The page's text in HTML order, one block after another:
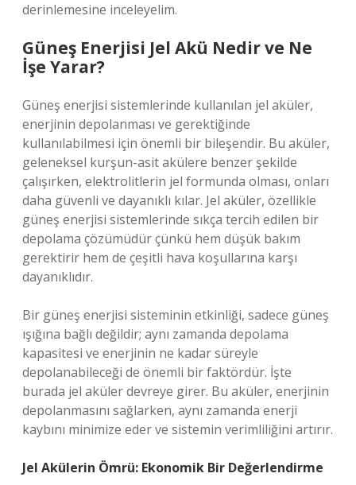
derinlemesine inceleyelim.
Güneş Enerjisi Jel Akü Nedir ve Ne
İşe Yarar?
Güneş enerjisi sistemlerinde kullanılan jel aküler,
enerjinin depolanması ve gerektiğinde
kullanılabilmesi için önemli bir bileşendir. Bu aküler,
geleneksel kurşun-asit akülere benzer şekilde
çalışırken, elektrolitlerin jel formunda olması, onları
daha güvenli ve dayanıklı kılar. Jel aküler, özellikle
güneş enerjisi sistemlerinde sıkça tercih edilen bir
depolama çözümüdür çünkü hem düşük bakım
gerektirir hem de çeşitli hava koşullarına karşı
dayanıklıdır.
Bir güneş enerjisi sisteminin etkinliği, sadece güneş
ışığına bağlı değildir; aynı zamanda depolama
kapasitesi ve enerjinin ne kadar süreyle
depolanabileceği de önemli bir faktördür. İşte
burada jel aküler devreye girer. Bu aküler, enerjinin
depolanmasını sağlarken, aynı zamanda enerji
kaybını minimize eder ve sistemin verimliliğini artırır.
Jel Akülerin Ömrü: Ekonomik Bir Değerlendirme